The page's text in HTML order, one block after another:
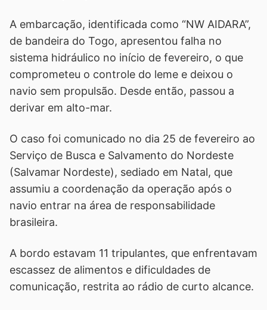
A embarcação, identificada como “NW AIDARA”,
de bandeira do Togo, apresentou falha no
sistema hidráulico no início de fevereiro, o que
comprometeu o controle do leme e deixou o
navio sem propulsão. Desde então, passou a
derivar em alto-mar.
O caso foi comunicado no dia 25 de fevereiro ao
Serviço de Busca e Salvamento do Nordeste
(Salvamar Nordeste), sediado em Natal, que
assumiu a coordenação da operação após o
navio entrar na área de responsabilidade
brasileira.
A bordo estavam 11 tripulantes, que enfrentavam
escassez de alimentos e dificuldades de
comunicação, restrita ao rádio de curto alcance.